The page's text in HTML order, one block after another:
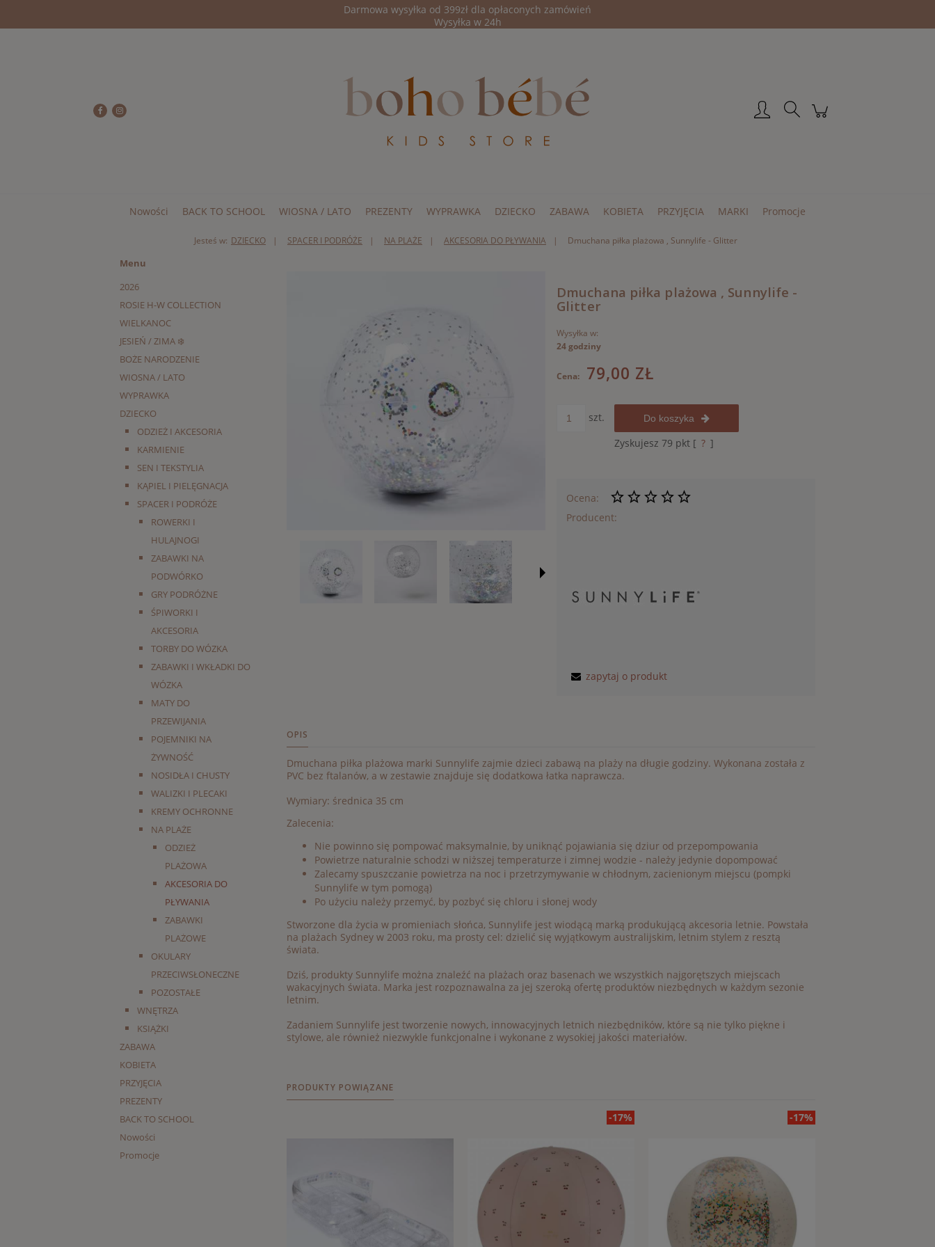
Darmowa wysyłka od 399zł dla opłaconych zamówień
Wysyłka w 24h
Nowości BACK TO SCHOOL WIOSNA / LATO PREZENTY WYPRAWKA DZIECKO ZABAWA KOBIETA PRZYJĘCIA MARKI Promocje
Jesteś w: DZIECKO SPACER I PODRÓŻE NA PLAŻE AKCESORIA DO PŁYWANIA Dmuchana piłka plażowa , Sunnylife - Glitter
Menu
2026
ROSIE H-W COLLECTION
WIELKANOC
JESIEŃ / ZIMA ❄️
BOŻE NARODZENIE
WIOSNA / LATO
WYPRAWKA
DZIECKO
ODZIEŻ I AKCESORIA
KARMIENIE
SEN I TEKSTYLIA
KĄPIEL I PIELĘGNACJA
SPACER I PODRÓŻE
ROWERKI I
HULAJNOGI
ZABAWKI NA
PODWÓRKO
GRY PODRÓŻNE
ŚPIWORKI I
AKCESORIA
TORBY DO WÓZKA
ZABAWKI I WKŁADKI DO
WÓZKA
MATY DO
PRZEWIJANIA
POJEMNIKI NA
ŻYWNOŚĆ
NOSIDŁA I CHUSTY
WALIZKI I PLECAKI
KREMY OCHRONNE
NA PLAŻE
ODZIEŻ
PLAŻOWA
AKCESORIA DO
PŁYWANIA
ZABAWKI
PLAŻOWE
OKULARY
PRZECIWSŁONECZNE
POZOSTAŁE
WNĘTRZA
KSIĄŻKI
ZABAWA
KOBIETA
PRZYJĘCIA
PREZENTY
BACK TO SCHOOL
Nowości
Promocje
Dmuchana piłka plażowa , Sunnylife -
Glitter
Wysyłka w:
24 godziny
Cena: 79,00 ZŁ
szt. Do koszyka
Zyskujesz79 pkt [ ? ]
Ocena:
Producent:
zapytaj o produkt
OPIS
Dmuchana piłka plażowa marki Sunnylife zajmie dzieci zabawą na plaży na długie godziny. Wykonana została z
PVC bez ftalanów, a w zestawie znajduje się dodatkowa łatka naprawcza.
Wymiary: średnica 35 cm
Zalecenia:
Nie powinno się pompować maksymalnie, by uniknąć pojawiania się dziur od przepompowania
Powietrze naturalnie schodzi w niższej temperaturze i zimnej wodzie - należy jedynie dopompować
Zalecamy spuszczanie powietrza na noc i przetrzymywanie w chłodnym, zacienionym miejscu (pompki
Sunnylife w tym pomogą)
Po użyciu należy przemyć, by pozbyć się chloru i słonej wody
Stworzone dla życia w promieniach słońca, Sunnylife jest wiodącą marką produkującą akcesoria letnie. Powstała
na plażach Sydney w 2003 roku, ma prosty cel: dzielić się wyjątkowym australijskim, letnim stylem z resztą
świata.
Dziś, produkty Sunnylife można znaleźć na plażach oraz basenach we wszystkich najgorętszych miejscach
wakacyjnych świata. Marka jest rozpoznawalna za jej szeroką ofertę produktów niezbędnych w każdym sezonie
letnim.
Zadaniem Sunnylife jest tworzenie nowych, innowacyjnych letnich niezbędników, które są nie tylko piękne i
stylowe, ale również niezwykle funkcjonalne i wykonane z wysokiej jakości materiałów.
PRODUKTY POWIĄZANE
-17% -17%